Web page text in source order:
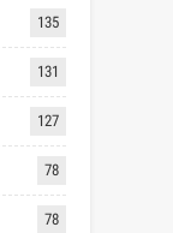
135
131
127
78
78